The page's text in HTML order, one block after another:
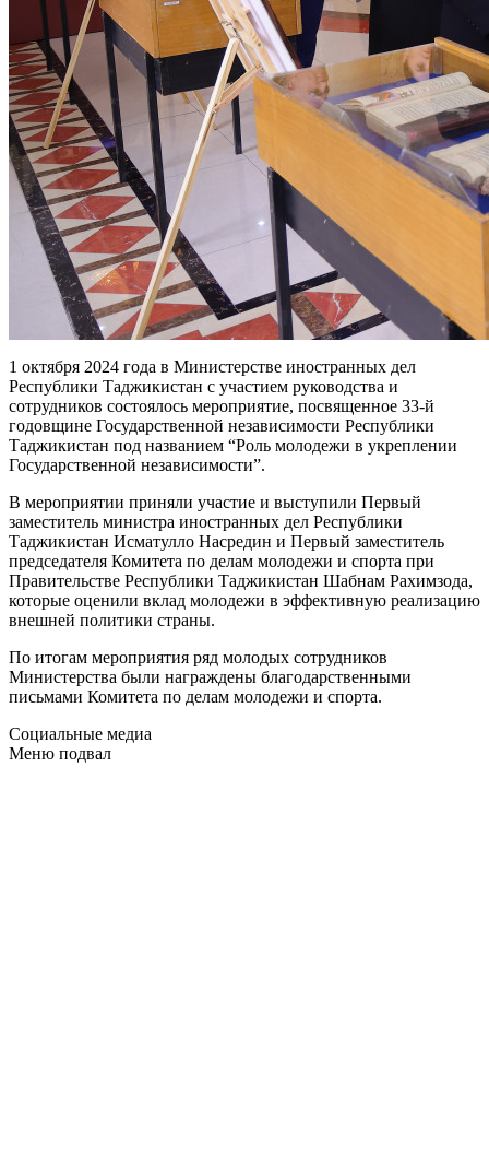
1 октября 2024 года в Министерстве иностранных дел
Республики Таджикистан с участием руководства и
сотрудников состоялось мероприятие, посвященное 33-й
годовщине Государственной независимости Республики
Таджикистан под названием “Роль молодежи в укреплении
Государственной независимости”.
В мероприятии приняли участие и выступили Первый
заместитель министра иностранных дел Республики
Таджикистан Исматулло Насредин и Первый заместитель
председателя Комитета по делам молодежи и спорта при
Правительстве Республики Таджикистан Шабнам Рахимзода,
которые оценили вклад молодежи в эффективную реализацию
внешней политики страны.
По итогам мероприятия ряд молодых сотрудников
Министерства были награждены благодарственными
письмами Комитета по делам молодежи и спорта.
Социальные медиа
Меню подвал